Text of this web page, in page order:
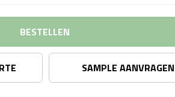
BESTELLEN
SAMPLE AANVRAGEN